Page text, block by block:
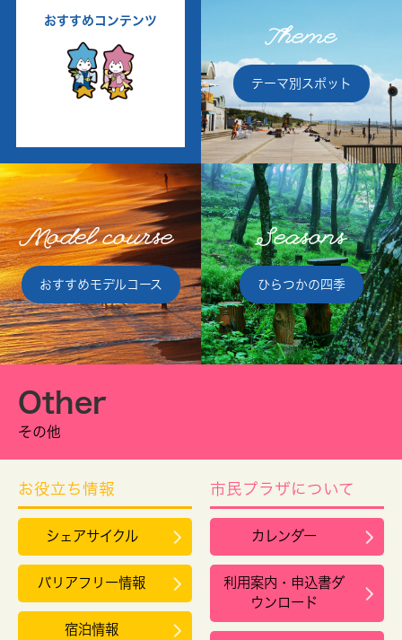
おすすめコンテンツ
Theme
テーマ別スポット
Model course
おすすめモデルコース
Seasons
ひらつかの四季
Other
その他
お役立ち情報
シェアサイクル
バリアフリー情報
宿泊情報
市民プラザについて
カレンダー
利用案内・申込書ダ
ウンロード